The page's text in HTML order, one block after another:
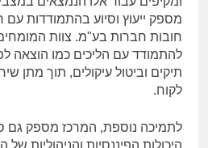
מספק ייעוץ וסיוע בהתמודדות עם
חובות חברות בע"מ. צוות
להתמודד עם הליכים כמו הוצאה
תיקים וביטול עיקולים, תוך מתן
לקוח.
לתמיכה נוספת, המרכז מספק גם
היכולות הפיננסיות והניהוליות של